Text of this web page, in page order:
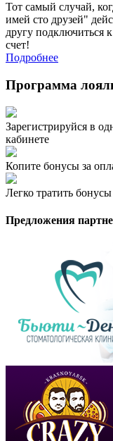
Тот самый случай,
имей сто друзей"
другу подключиться
счет!
Подробнее
Программа
Зарегистрируйся в
кабинете
Копите бонусы за
Легко тратить
Предложения